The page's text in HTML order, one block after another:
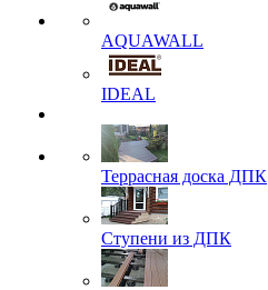
AQUAWALL
IDEAL
Террасная доска ДПК
Ступени из ДПК